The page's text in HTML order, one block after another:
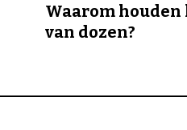
Waarom houden
van dozen?